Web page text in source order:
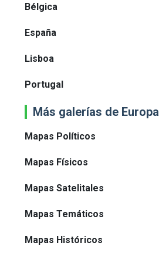
Bélgica
España
Lisboa
Portugal
Más galerías de Europa
Mapas Políticos
Mapas Físicos
Mapas Satelitales
Mapas Temáticos
Mapas Históricos